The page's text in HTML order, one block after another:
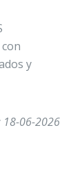
y
18-06-2026